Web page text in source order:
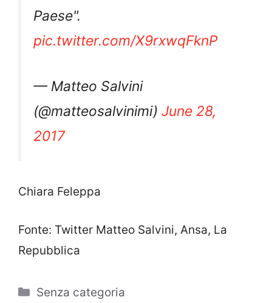
Paese".
pic.twitter.com/X9rxwqFknP
— Matteo Salvini
(@matteosalvinimi) June 28,
2017
Chiara Feleppa
Fonte: Twitter Matteo Salvini, Ansa, La
Repubblica
Categorie
Senza categoria